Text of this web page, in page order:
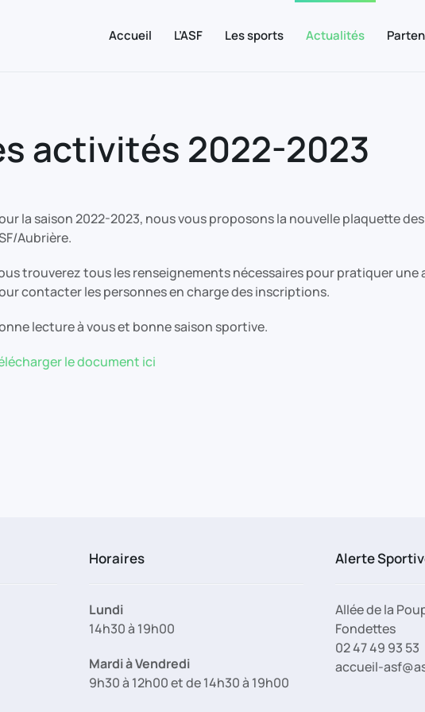
Accueil L’ASF Les sports Actualités
activités 2022-2023
la saison 2022-2023, nous vous proposons la nouvelle plaquette
Aubrière.
trouverez tous les renseignements nécessaires pour pratiquer
contacter les personnes en charge des inscriptions.
lecture à vous et bonne saison sportive.
le document ici
Horaires
Lundi
14h30 à 19h00
Mardi à Vendredi
9h30 à 12h00 et de 14h30 à 19h00
Alerte
Allée de la
Fondettes
02 47 49 93 53
accueil-